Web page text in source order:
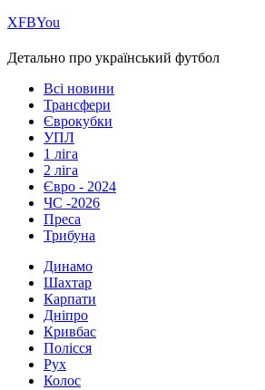
ХFBYou
Детально про український футбол
Всі новини
Трансфери
Єврокубки
УПЛ
1 ліга
2 ліга
Євро - 2024
ЧС -2026
Преса
Трибуна
Динамо
Шахтар
Карпати
Дніпро
Кривбас
Полісся
Рух
Колос